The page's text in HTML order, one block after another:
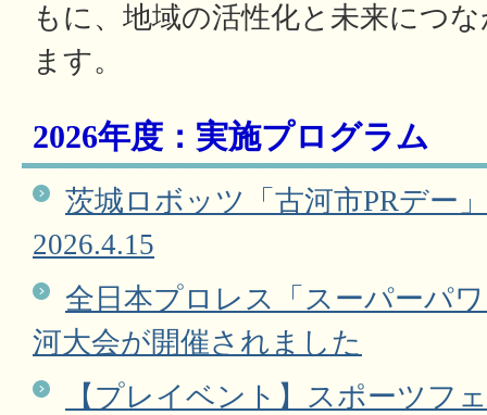
もに、地域の活性化と未来につ
ます。
2026年度：実施プログラム
茨城ロボッツ「古河市PRデー
2026.4.15
全日本プロレス「スーパーパ
河大会が開催されました
【プレイベント】スポーツフ